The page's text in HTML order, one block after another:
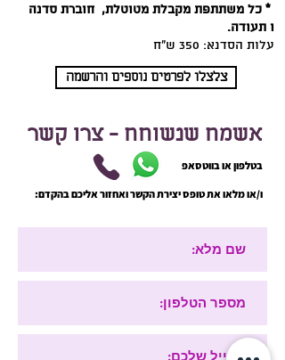
* כל משתתפת מקבלת מטוטלת, חוברת סדנה
ו תעודה.
עלות הסדנא: 350 ש"ח
צלצלו לפרטים נוספים והרשמה
אשמח שנשוחח - צרו קשר
בטלפון או בווטסאפ
ו/או מלאו את טופס יצירת הקשר ואחזור אליכם בהקדם: